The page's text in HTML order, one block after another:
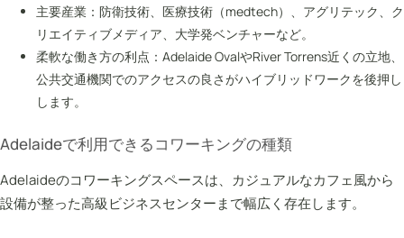
主要産業：防衛技術、医療技術（medtech）、アグリテック、ク
リエイティブメディア、大学発ベンチャーなど。
柔軟な働き方の利点：Adelaide OvalやRiver Torrens近くの立地、
公共交通機関でのアクセスの良さがハイブリッドワークを後押し
します。
Adelaideで利用できるコワーキングの種類
Adelaideのコワーキングスペースは、カジュアルなカフェ風から
設備が整った高級ビジネスセンターまで幅広く存在します。